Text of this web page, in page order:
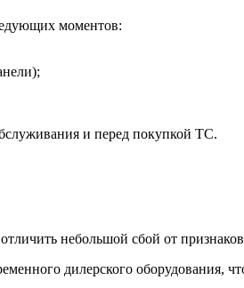
моментов:
и перед покупкой ТС.
небольшой сбой от признаков
дилерского оборудования,